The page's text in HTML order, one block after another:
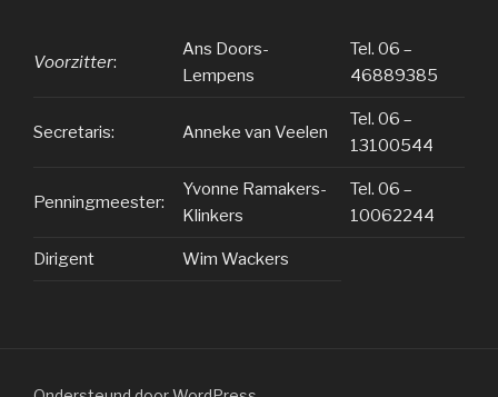
Voorzitter:
Ans Doors-
Lempens
Tel. 06 –
46889385
Secretaris: Anneke van Veelen
Tel. 06 –
13100544
Penningmeester:
Yvonne Ramakers-
Klinkers
Tel. 06 –
10062244
Dirigent Wim Wackers